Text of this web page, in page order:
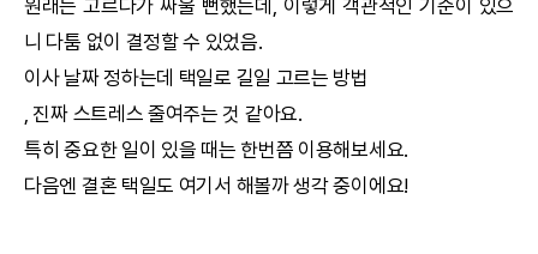
원래는 고르다가 싸울 뻔했는데, 이렇게 객관적인 기준이 있으
니 다툼 없이 결정할 수 있었음.
이사 날짜 정하는데 택일로 길일 고르는 방법
, 진짜 스트레스 줄여주는 것 같아요.
특히 중요한 일이 있을 때는 한번쯤 이용해보세요.
다음엔 결혼 택일도 여기서 해볼까 생각 중이에요!